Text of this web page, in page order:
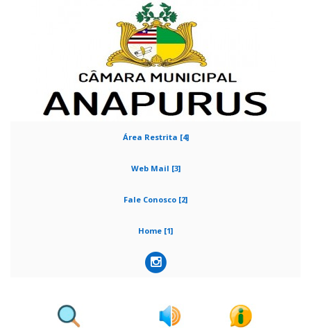
Área Restrita [4]
Web Mail [3]
Fale Conosco [2]
Home [1]